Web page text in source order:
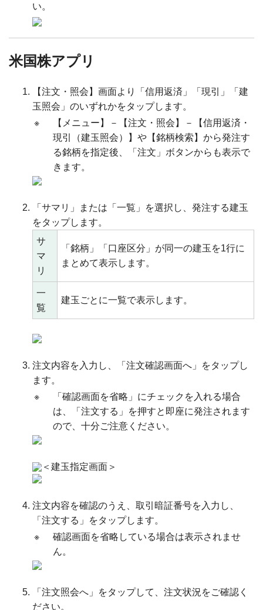
い。
米国株アプリ
【注文・照会】画面より「信用返済」「現引」「建
玉照会」のいずれかをタップします。
※
【メニュー】－【注文・照会】－【信用返済・
現引（建玉照会）】や【銘柄検索】から発注す
る銘柄を指定後、「注文」ボタンからも表示で
きます。
「サマリ」または「一覧」を選択し、発注する建玉
をタップします。
サ
マ
リ
「銘柄」「口座区分」が同一の建玉を1行に
まとめて表示します。
一
覧
建玉ごとに一覧で表示します。
注文内容を入力し、「注文確認画面へ」をタップし
ます。
※
「確認画面を省略」にチェックを入れる場合
は、「注文する」を押すと即座に発注されます
ので、十分ご注意ください。
＜建玉指定画面＞
注文内容を確認のうえ、取引暗証番号を入力し、
「注文する」をタップします。
※
確認画面を省略している場合は表示されませ
ん。
「注文照会へ」をタップして、注文状況をご確認く
ださい。